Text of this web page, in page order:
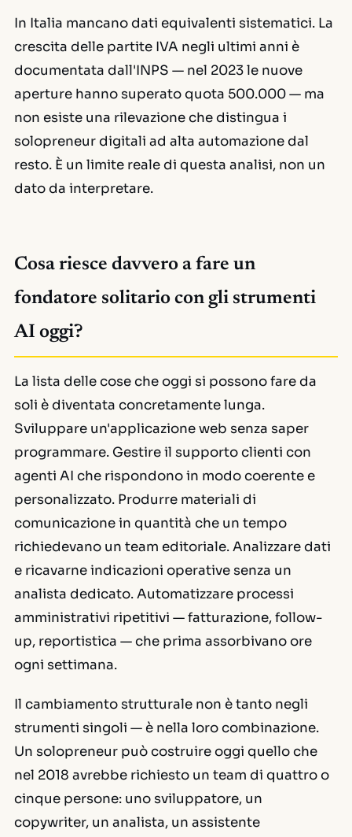
In Italia mancano dati equivalenti sistematici. La
crescita delle partite IVA negli ultimi anni è
documentata dall'INPS — nel 2023 le nuove
aperture hanno superato quota 500.000 — ma
non esiste una rilevazione che distingua i
solopreneur digitali ad alta automazione dal
resto. È un limite reale di questa analisi, non un
dato da interpretare.
Cosa riesce davvero a fare un
fondatore solitario con gli strumenti
AI oggi?
La lista delle cose che oggi si possono fare da
soli è diventata concretamente lunga.
Sviluppare un'applicazione web senza saper
programmare. Gestire il supporto clienti con
agenti AI che rispondono in modo coerente e
personalizzato. Produrre materiali di
comunicazione in quantità che un tempo
richiedevano un team editoriale. Analizzare dati
e ricavarne indicazioni operative senza un
analista dedicato. Automatizzare processi
amministrativi ripetitivi — fatturazione, follow-
up, reportistica — che prima assorbivano ore
ogni settimana.
Il cambiamento strutturale non è tanto negli
strumenti singoli — è nella loro combinazione.
Un solopreneur può costruire oggi quello che
nel 2018 avrebbe richiesto un team di quattro o
cinque persone: uno sviluppatore, un
copywriter, un analista, un assistente